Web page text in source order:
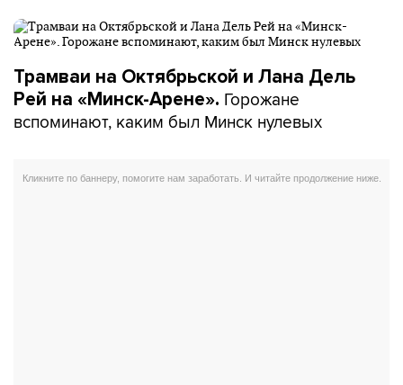
Трамваи на Октябрьской и Лана Дель
Рей на «Минск-Арене». Горожане
вспоминают, каким был Минск нулевых